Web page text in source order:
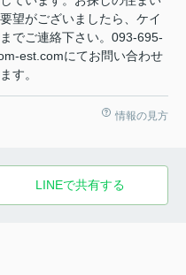
望がございましたら、ケイ
でご連絡下さい。093-695-
est.comにてお問い合わせ
す。
情報の見方
LINEで共有する